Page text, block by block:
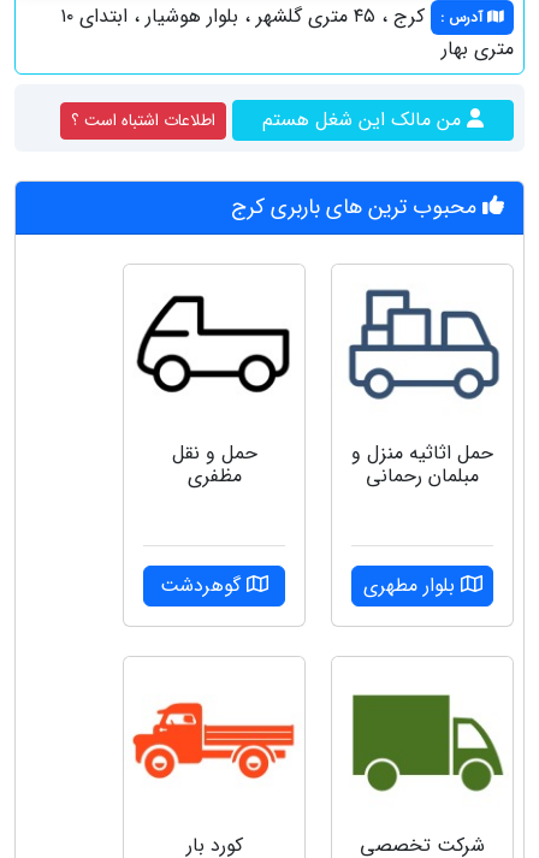
آدرس :
کرج ، ٤٥ متري گلشهر ، بلوار هوشيار ، ابتداي ١٠
متري بهار
من مالک این شغل هستم اطلاعات اشتباه است ؟
محبوب ترین های باربری کرج
حمل اثاثیه منزل و
مبلمان رحمانی
بلوار مطهری
حمل و نقل
مظفری
گوهردشت
شرکت تخصصی کورد بار